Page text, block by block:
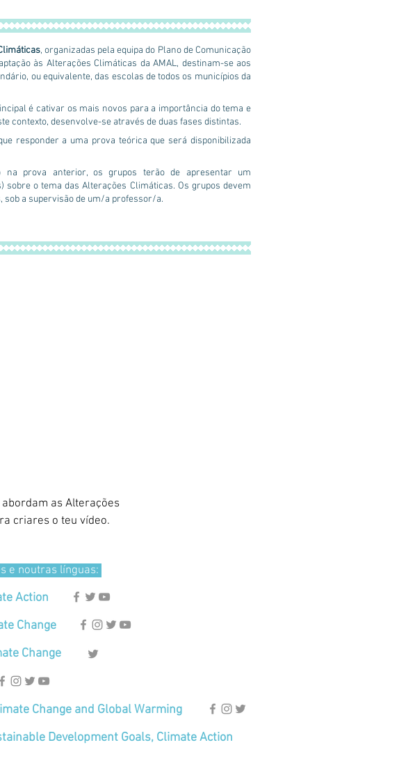
, organizadas pela equipa do Plano de Comunicação
às Alterações Climáticas da AMAL, destinam-se aos
ou equivalente, das escolas de todos os municípios da
é cativar os mais novos para a importância do tema e
contexto, desenvolve-se através de duas fases distintas.
responder a uma prova teórica que será disponibilizada
na prova anterior, os grupos terão de apresentar um
sobre o tema das Alterações Climáticas. Os grupos devem
sob a supervisão de um/a professor/a.
as Alterações
criares o teu vídeo.
e noutras línguas:
Action
Change
Change
Change and Global Warming
Development Goals, Climate Action